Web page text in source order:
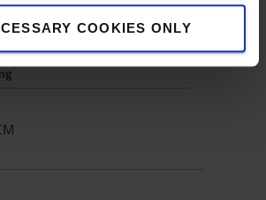
COOKIES ONLY
kan worden gebruikt op elke